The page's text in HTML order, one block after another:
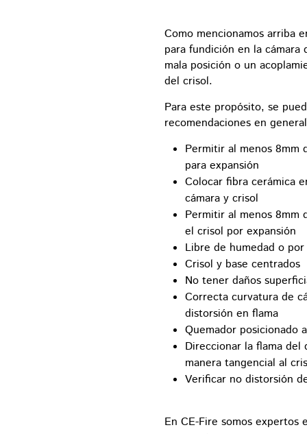
Como mencionamos arriba
para fundición en la
mala posición o un
del crisol.
Para este propósito, se
recomendaciones en
Permitir al menos 8mm
para expansión
Colocar fibra cerámica
cámara y crisol
Permitir al menos 8mm
el crisol por expansión
Libre de humedad o
Crisol y base centrados
No tener daños
Correcta curvatura de
distorsión en flama
Quemador posicionado
Direccionar la flama del
manera tangencial al
Verificar no distorsión
En CE-Fire somos expertos